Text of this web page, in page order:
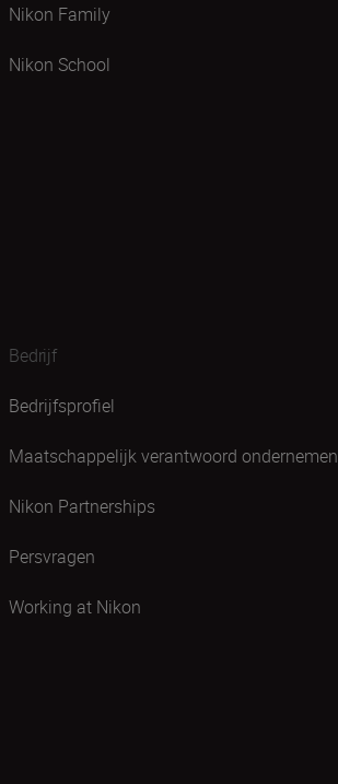
Nikon Family
Nikon School
Bedrijf
Bedrijfsprofiel
Maatschappelijk verantwoord ondernemen
Nikon Partnerships
Persvragen
Working at Nikon